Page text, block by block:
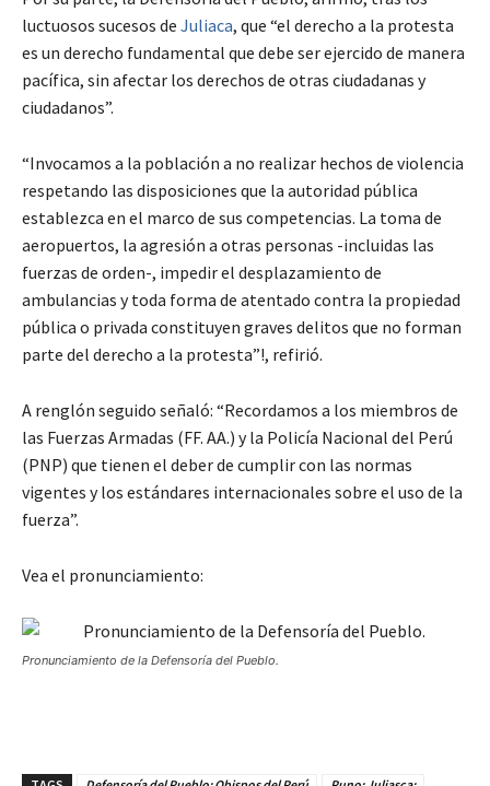
luctuosos sucesos de Juliaca, que “el derecho a la protesta
es un derecho fundamental que debe ser ejercido de manera
pacífica, sin afectar los derechos de otras ciudadanas y
ciudadanos”.
“Invocamos a la población a no realizar hechos de violencia
respetando las disposiciones que la autoridad pública
establezca en el marco de sus competencias. La toma de
aeropuertos, la agresión a otras personas -incluidas las
fuerzas de orden-, impedir el desplazamiento de
ambulancias y toda forma de atentado contra la propiedad
pública o privada constituyen graves delitos que no forman
parte del derecho a la protesta”!, refirió.
A renglón seguido señaló: “Recordamos a los miembros de
las Fuerzas Armadas (FF. AA.) y la Policía Nacional del Perú
(PNP) que tienen el deber de cumplir con las normas
vigentes y los estándares internacionales sobre el uso de la
fuerza”.
Vea el pronunciamiento:
Pronunciamiento de la Defensoría del Pueblo.